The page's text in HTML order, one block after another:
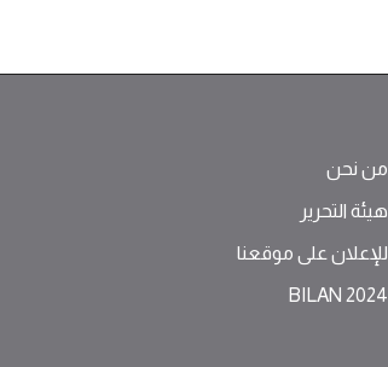
من نحن
هيئة التحرير
للإعلان على موقعنا
BILAN 2024